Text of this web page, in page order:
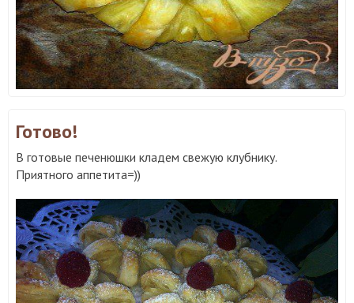
Готово!
В готовые печенюшки кладем свежую клубнику.
Приятного аппетита=))